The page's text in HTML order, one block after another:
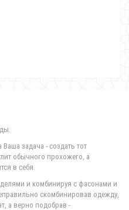
задача - создать тот
обычного прохожего, а
в себя.
и комбинируя с фасонами и
скомбинировав одежду,
а верно подобрав -